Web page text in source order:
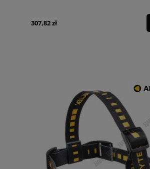
307,82 zł